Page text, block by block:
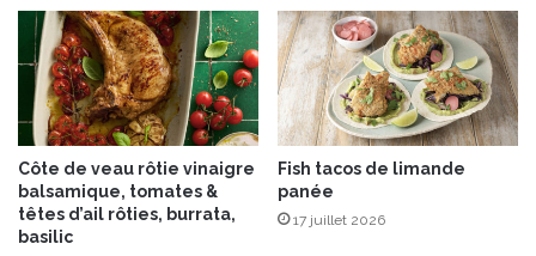
m
a
r
i
n
Côte de veau rôtie vinaigre
balsamique, tomates &
têtes d’ail rôties, burrata,
basilic
Fish tacos de limande
panée
17 juillet 2026